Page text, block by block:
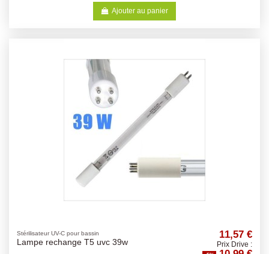
Ajouter au panier
Stérilisateur UV-C pour bassin
Lampe rechange T5 uvc 39w
11,57 €
Prix Drive :